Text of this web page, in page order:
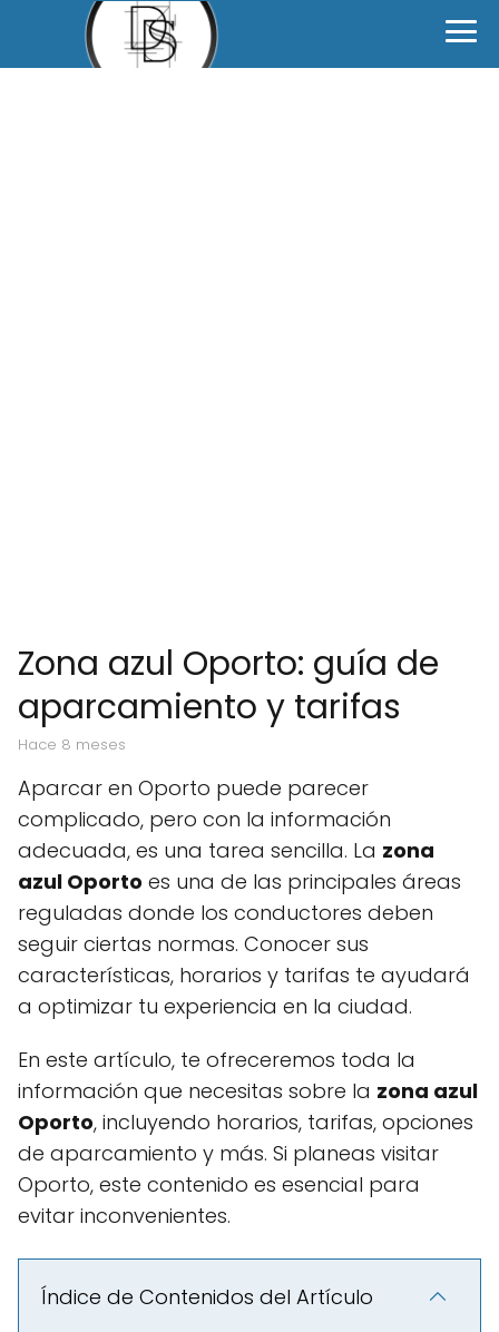
Zona azul Oporto: guía de
aparcamiento y tarifas
hace 8 meses
Aparcar en Oporto puede parecer
complicado, pero con la información
adecuada, es una tarea sencilla. La zona
azul Oporto es una de las principales áreas
reguladas donde los conductores deben
seguir ciertas normas. Conocer sus
características, horarios y tarifas te ayudará
a optimizar tu experiencia en la ciudad.
En este artículo, te ofreceremos toda la
información que necesitas sobre la zona azul
Oporto, incluyendo horarios, tarifas, opciones
de aparcamiento y más. Si planeas visitar
Oporto, este contenido es esencial para
evitar inconvenientes.
Índice de Contenidos del Artículo